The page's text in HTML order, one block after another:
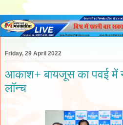
Friday, 29 April 2022
आकाश+ बायजूस का पवई में
लॉन्च